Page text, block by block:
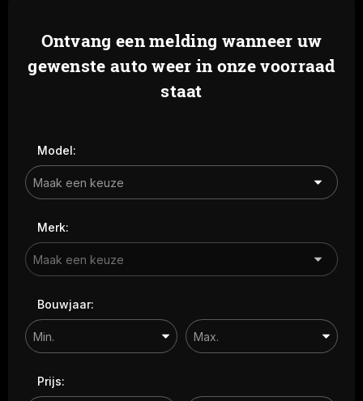
Ontvang een melding wanneer uw
gewenste auto weer in onze voorraad
staat
Model:
Merk:
Bouwjaar:
Prijs: